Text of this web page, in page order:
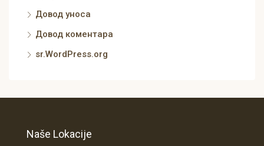
Довод уноса
Довод коментара
sr.WordPress.org
Naše Lokacije